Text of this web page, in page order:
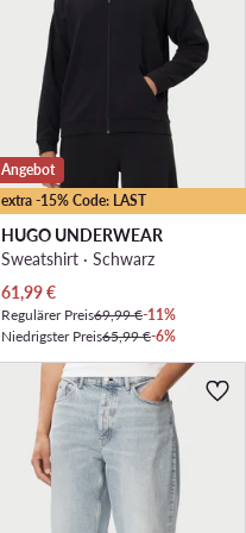
extra -15% Code: LAST
Angebot
HUGO UNDERWEAR
Sweatshirt · Schwarz
Aktueller Preis
61,99€
Regulärer Preis69,99 €-11%
Niedrigster Preis65,99 €-6%